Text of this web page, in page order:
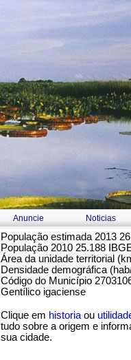
Anuncie Noticias
População estimada 2013
População 2010 25.188
Área da unidade territorial
Densidade demográfica
Código do Município
Gentílico igaciense
Clique em historia ou
tudo sobre a origem e
sua cidade.